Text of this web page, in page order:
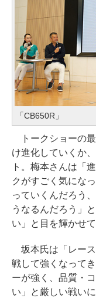
「CB650R」
トークショーの
け進化していくか
ト。梅本さんは「
クがすごく気にな
っていくんだろう
うなるんだろう」
い」と目を輝かせて
坂本氏は「レー
戦して強くなって
ーが強く、品質・
い」と厳しい戦い